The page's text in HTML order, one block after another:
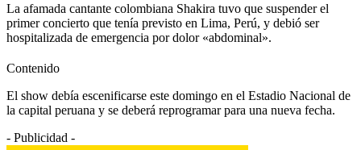
La afamada cantante colombiana Shakira tuvo que suspender el
primer concierto que tenía previsto en Lima, Perú, y debió ser
hospitalizada de emergencia por dolor «abdominal».
Contenido
El show debía escenificarse este domingo en el Estadio Nacional de
la capital peruana y se deberá reprogramar para una nueva fecha.
- Publicidad -